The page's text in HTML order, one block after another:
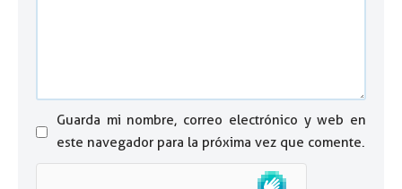
Guarda mi nombre, correo electrónico y web en
este navegador para la próxima vez que comente.